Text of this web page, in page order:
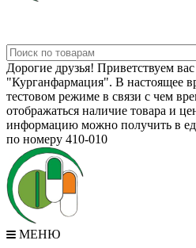
Дорогие друзья! Приветствуем
"Курганфармация". В настоящее
тестовом режиме в связи с чем
отображаться наличие товара и
информацию можно получить в
по номеру 410-010
МЕНЮ